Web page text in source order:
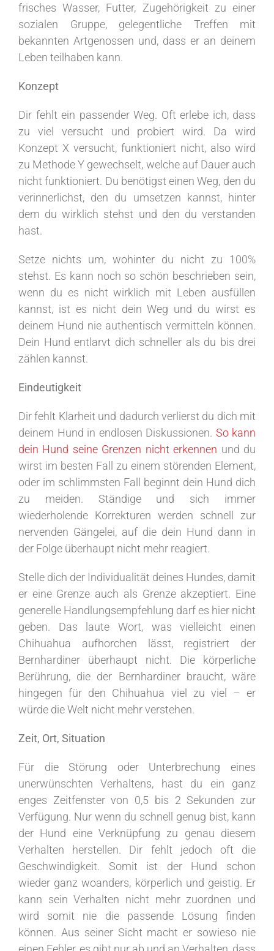
frisches Wasser, Futter, Zugehörigkeit zu einer
sozialen Gruppe, gelegentliche Treffen mit
bekannten Artgenossen und, dass er an deinem
Leben teilhaben kann.
Konzept
Dir fehlt ein passender Weg. Oft erlebe ich, dass
zu viel versucht und probiert wird. Da wird
Konzept X versucht, funktioniert nicht, also wird
zu Methode Y gewechselt, welche auf Dauer auch
nicht funktioniert. Du benötigst einen Weg, den du
verinnerlichst, den du umsetzen kannst, hinter
dem du wirklich stehst und den du verstanden
hast.
Setze nichts um, wohinter du nicht zu 100%
stehst. Es kann noch so schön beschrieben sein,
wenn du es nicht wirklich mit Leben ausfüllen
kannst, ist es nicht dein Weg und du wirst es
deinem Hund nie authentisch vermitteln können.
Dein Hund entlarvt dich schneller als du bis drei
zählen kannst.
Eindeutigkeit
Dir fehlt Klarheit und dadurch verlierst du dich mit
deinem Hund in endlosen Diskussionen. So kann
dein Hund seine Grenzen nicht erkennen und du
wirst im besten Fall zu einem störenden Element,
oder im schlimmsten Fall beginnt dein Hund dich
zu meiden. Ständige und sich immer
wiederholende Korrekturen werden schnell zur
nervenden Gängelei, auf die dein Hund dann in
der Folge überhaupt nicht mehr reagiert.
Stelle dich der Individualität deines Hundes, damit
er eine Grenze auch als Grenze akzeptiert. Eine
generelle Handlungsempfehlung darf es hier nicht
geben. Das laute Wort, was vielleicht einen
Chihuahua aufhorchen lässt, registriert der
Bernhardiner überhaupt nicht. Die körperliche
Berührung, die der Bernhardiner braucht, wäre
hingegen für den Chihuahua viel zu viel – er
würde die Welt nicht mehr verstehen.
Zeit, Ort, Situation
Für die Störung oder Unterbrechung eines
unerwünschten Verhaltens, hast du ein ganz
enges Zeitfenster von 0,5 bis 2 Sekunden zur
Verfügung. Nur wenn du schnell genug bist, kann
der Hund eine Verknüpfung zu genau diesem
Verhalten herstellen. Dir fehlt jedoch oft die
Geschwindigkeit. Somit ist der Hund schon
wieder ganz woanders, körperlich und geistig. Er
kann sein Verhalten nicht mehr zuordnen und
wird somit nie die passende Lösung finden
können. Aus seiner Sicht macht er sowieso nie